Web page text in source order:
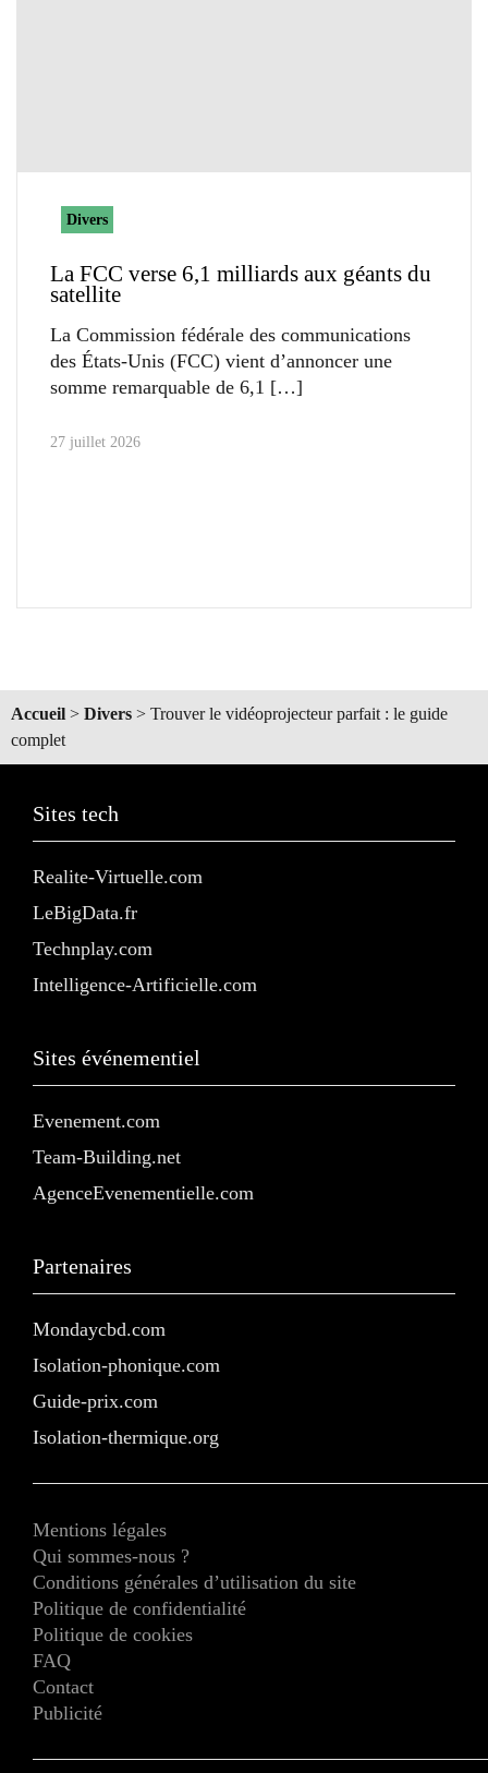
Divers
La FCC verse 6,1 milliards aux géants du
satellite
La Commission fédérale des communications
des États-Unis (FCC) vient d’annoncer une
somme remarquable de 6,1
27 juillet 2026
Accueil > Divers > Trouver le vidéoprojecteur parfait : le guide
complet
Sites tech
Realite-Virtuelle.com
LeBigData.fr
Technplay.com
Intelligence-Artificielle.com
Sites événementiel
Evenement.com
Team-Building.net
AgenceEvenementielle.com
Partenaires
Mondaycbd.com
Isolation-phonique.com
Guide-prix.com
Isolation-thermique.org
Mentions légales
Qui sommes-nous ?
Conditions générales d’utilisation du site
Politique de confidentialité
Politique de cookies
FAQ
Contact
Publicité